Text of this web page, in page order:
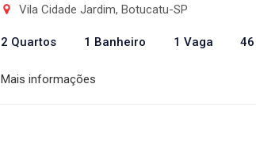
Vila Cidade Jardim, Botucatu-SP
2 Quartos 1 Banheiro 1 Vaga 46
Mais informações